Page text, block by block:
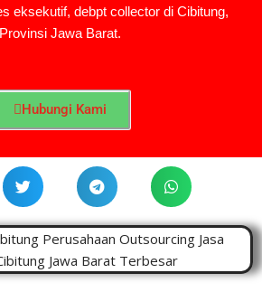
eksekutif, debpt collector di Cibitung,
Provinsi Jawa Barat.
Hubungi Kami